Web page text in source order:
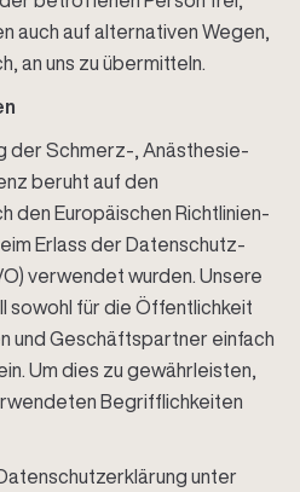
auch auf alternativen Wegen,
an uns zu übermitteln.
der Schmerz-, Anästhesie-
beruht auf den
den Europäischen Richtlinien-
Erlass der Datenschutz-
verwendet wurden. Unsere
sowohl für die Öffentlichkeit
und Geschäftspartner einfach
Um dies zu gewährleisten,
Begrifflichkeiten
unter